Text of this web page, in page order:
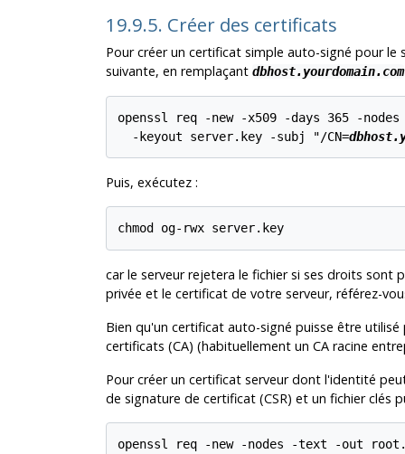
19.9.5. Créer des certificats
Pour créer un certificat simple auto-signé pour
suivante, en remplaçant dbhost.yourdomain.com
openssl req -new -x509 -days 365 -
  -keyout server.key -subj "/CN=
Puis, exécutez :
car le serveur rejetera le fichier si ses droits sont
privée et le certificat de votre serveur, référez-
Bien qu'un certificat auto-signé puisse être
certificats (CA) (habituellement un CAracine
Pour créer un certificat serveur dont l'identité
de signature de certificat (CSR) et un fichier clés
openssl req -new -nodes -text -out